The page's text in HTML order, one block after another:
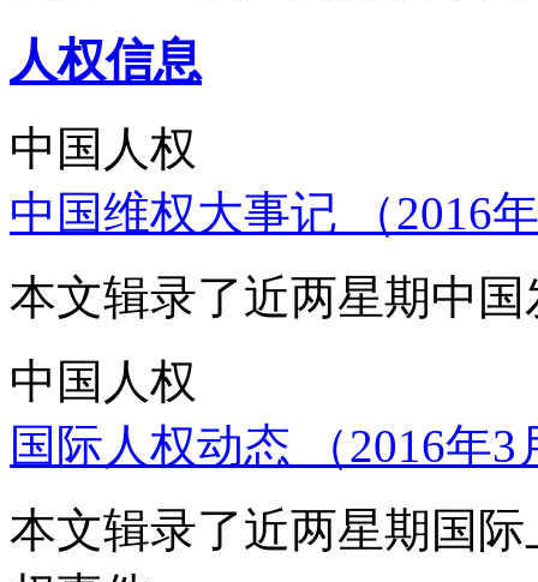
人权信息
中国人权
中国维权大事记 （2016
本文辑录了近两星期中
中国人权
国际人权动态 （2016年
本文辑录了近两星期国